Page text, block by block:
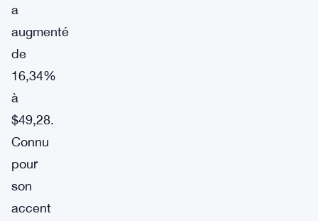
a
augmenté
de
16,34%
à
$49,28.
Connu
pour
son
accent